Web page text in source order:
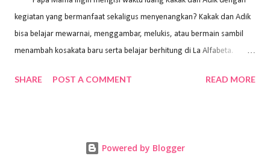
kegiatan yang bermanfaat sekaligus menyenangkan? Kakak dan Adik
bisa belajar mewarnai, menggambar, melukis, atau bermain sambil
menambah kosakata baru serta belajar berhitung di La Alfabeta.
kok untuk mengajar dengan metode yang fun, La Alfabeta
Alfabeta. ⁣⁣⁣⁣Ada pilihan online class maupun offline class lho! Cek
SHARE POST A COMMENT READ MORE
Powered by Blogger